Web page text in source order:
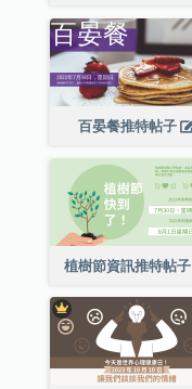
百晏餐推特帖子
植樹節資訊推特帖子